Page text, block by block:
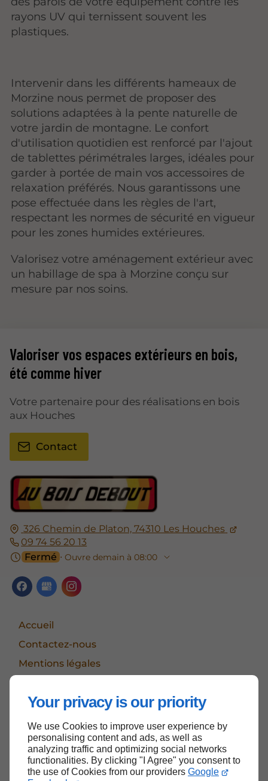
Your privacy is our priority
We use Cookies to improve user experience by
personalising content and ads, as well as
analyzing traffic and optimizing social networks
functionalities. By clicking "I Agree" you consent to
the use of Cookies from our providers Google
rayons UV qui ternissent souvent les
plastiques.
Intervenir dans les différents hameaux de
Morzine nous permet de proposer des
solutions adaptées à la pente naturelle de
votre jardin de montagne. Le confort
d'utilisation quotidien est renforcé par l'ajout
de tablettes périmétrales larges, idéales pour
garder à portée de main vos accessoires de
relaxation préférés. Nous garantissons une
pose effectuée dans les règles de l'art,
respectant les normes de sécurité en vigueur
pour les zones humides extérieures.
Valorisez votre aménagement extérieur avec
un habillage de spa à Morzine conçu sur
mesure par nos soins.
326 Chemin de Platon, 74310 Les Houches
09 74 56 20 13
Fermé ⋅ Ouvre demain à 08:00
Accueil
Contactez-nous
Mentions légales
Valoriser vos espaces extérieurs en bois,
été comme hiver
Votre partenaire pour des réalisations en bois
aux Houches
Contact
Haut de page